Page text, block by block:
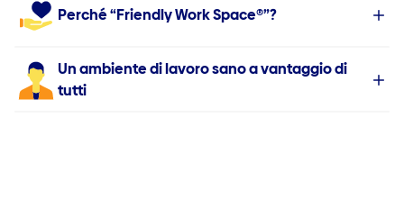
Perché “Friendly Work Space®”?
Un ambiente di lavoro sano a vantaggio di
tutti